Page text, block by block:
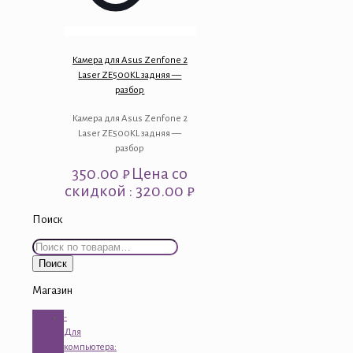
Камера для Asus Zenfone 2
Laser ZE500KL задняя —
разбор
Камера для Asus Zenfone 2
Laser ZE500KL задняя —
разбор
350.00₽Цена со
скидкой : 320.00 ₽
Поиск
Искать:
Поиск
Магазин
-
Для
компьютера: